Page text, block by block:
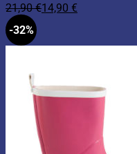
21,90€14,90 €
-32%